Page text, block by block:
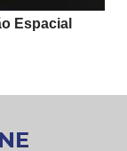
Espacial